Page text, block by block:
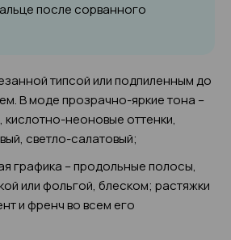
после сорванного
типсой или подпиленным до
В моде прозрачно-яркие тона –
неоновые оттенки,
светло-салатовый;
графика – продольные полосы,
или фольгой, блеском; растяжки
и френч во всем его